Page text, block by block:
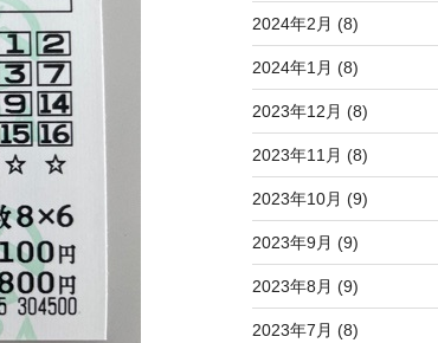
2024年2月 (8)
2024年1月 (8)
2023年12月 (8)
2023年11月 (8)
2023年10月 (9)
2023年9月 (9)
2023年8月 (9)
2023年7月 (8)